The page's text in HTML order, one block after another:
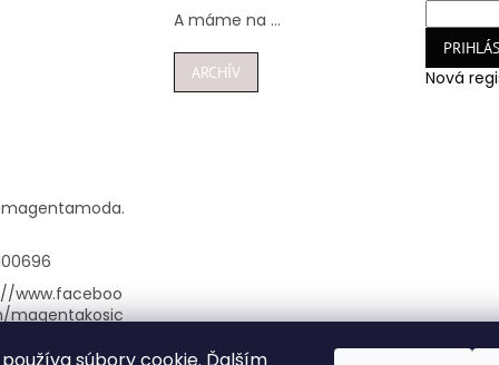
A máme na ...
ARCHÍV Nová
magentamoda.
www.faceboo
magentakosic